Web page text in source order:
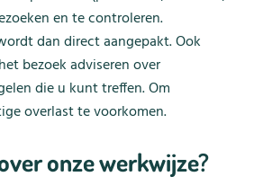
en te controleren.
dan direct aangepakt. Ook
bezoek adviseren over
die u kunt treffen. Om
overlast te voorkomen.
onze werkwijze?